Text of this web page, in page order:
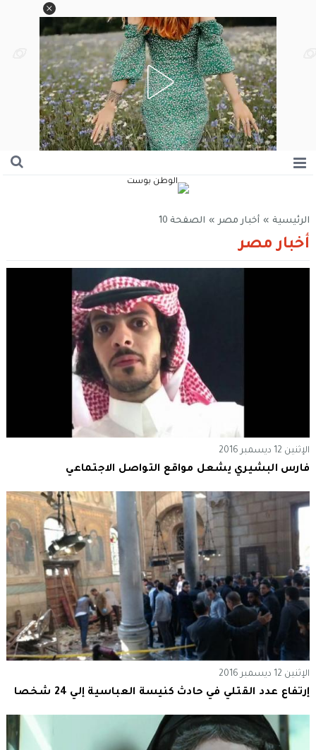
الرئيسية » أخبار مصر » الصفحة 10
أخبار مصر
الإثنين 12 ديسمبر 2016
فارس البشيري يشعل مواقع التواصل الاجتماعي
الإثنين 12 ديسمبر 2016
إرتفاع عدد القتلي في حادث كنيسة العباسية إلي 24 شخصا